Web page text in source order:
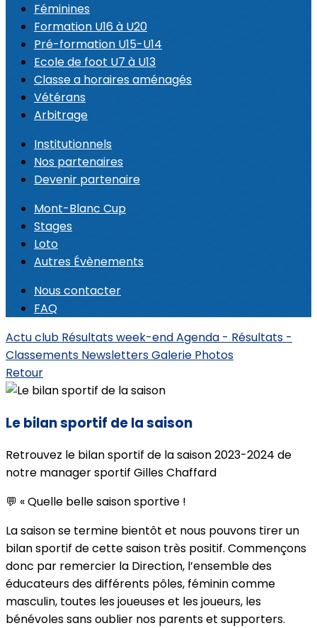
Féminines
Formation U16 à U20
Pré-formation U15-U14
Ecole de foot U7 à U13
Classe a horaires aménagés
Vétérans
Arbitrage
Institutionnels
Nos partenaires
Devenir partenaire
Mont-Blanc Cup
Stages
Loto
Autres Évènements
Nous contacter
FAQ
Actu club Résultats week-endAgenda - Résultats -
Classements NewslettersGalerie Photos
Retour
Le bilan sportif de la saison
Retrouvez le bilan sportif de la saison 2023-2024 de
notre manager sportif Gilles Chaffard
💬 « Quelle belle saison sportive !
La saison se termine bientôt et nous pouvons tirer un
bilan sportif de cette saison très positif. Commençons
donc par remercier la Direction, l’ensemble des
éducateurs des différents pôles, féminin comme
masculin, toutes les joueuses et les joueurs, les
bénévoles sans oublier nos parents et supporters.